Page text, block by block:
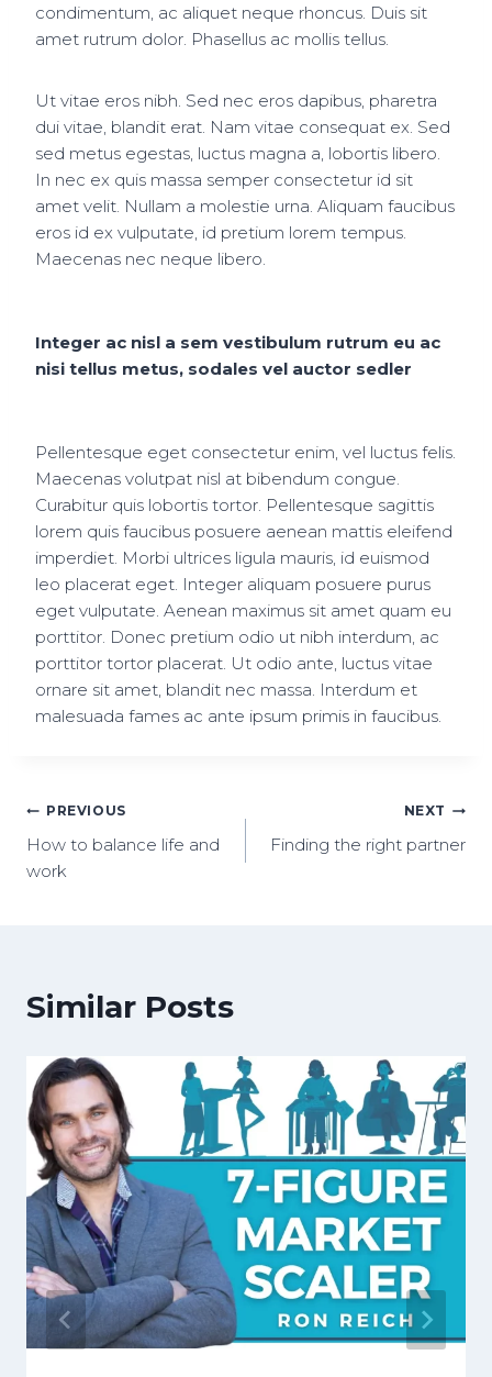
condimentum, ac aliquet neque rhoncus. Duis sit
amet rutrum dolor. Phasellus ac mollis tellus.
Ut vitae eros nibh. Sed nec eros dapibus, pharetra
dui vitae, blandit erat. Nam vitae consequat ex. Sed
sed metus egestas, luctus magna a, lobortis libero.
In nec ex quis massa semper consectetur id sit
amet velit. Nullam a molestie urna. Aliquam faucibus
eros id ex vulputate, id pretium lorem tempus.
Maecenas nec neque libero.
Integer ac nisl a sem vestibulum rutrum eu ac
nisi tellus metus, sodales vel auctor sedler
Pellentesque eget consectetur enim, vel luctus felis.
Maecenas volutpat nisl at bibendum congue.
Curabitur quis lobortis tortor. Pellentesque sagittis
lorem quis faucibus posuere aenean mattis eleifend
imperdiet. Morbi ultrices ligula mauris, id euismod
leo placerat eget. Integer aliquam posuere purus
eget vulputate. Aenean maximus sit amet quam eu
porttitor. Donec pretium odio ut nibh interdum, ac
porttitor tortor placerat. Ut odio ante, luctus vitae
ornare sit amet, blandit nec massa. Interdum et
malesuada fames ac ante ipsum primis in faucibus.
PREVIOUS
How to balance life and
work
NEXT
Finding the right partner
Similar Posts